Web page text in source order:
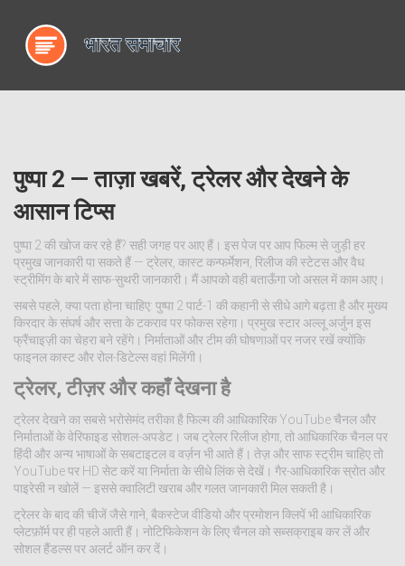
पुष्पा 2 — ताज़ा खबरें, ट्रेलर और देखने के
आसान टिप्स
पुष्पा 2 की खोज कर रहे हैं? सही जगह पर आए हैं। इस पेज पर आप फिल्म से जुड़ी हर
प्रमुख जानकारी पा सकते हैं — ट्रेलर, कास्ट कन्फर्मेशन, रिलीज की स्टेटस और वैध
स्ट्रीमिंग के बारे में साफ-सुथरी जानकारी। मैं आपको वही बताऊँगा जो असल में काम आए।
सबसे पहले, क्या पता होना चाहिए: पुष्पा 2 पार्ट-1 की कहानी से सीधे आगे बढ़ता है और मुख्य
किरदार के संघर्ष और सत्ता के टकराव पर फोकस रहेगा। प्रमुख स्टार अल्लू अर्जुन इस
फ्रैंचाइज़ी का चेहरा बने रहेंगे। निर्माताओं और टीम की घोषणाओं पर नजर रखें क्योंकि
फाइनल कास्ट और रोल-डिटेल्स वहां मिलेंगी।
ट्रेलर, टीज़र और कहाँ देखना है
ट्रेलर देखने का सबसे भरोसेमंद तरीका है फिल्म की आधिकारिक YouTube चैनल और
निर्माताओं के वेरिफाइड सोशल-अपडेट। जब ट्रेलर रिलीज होगा, तो आधिकारिक चैनल पर
हिंदी और अन्य भाषाओं के सबटाइटल व वर्ज़न भी आते हैं। तेज़ और साफ स्ट्रीम चाहिए तो
YouTube पर HD सेट करें या निर्माता के सीधे लिंक से देखें। गैर-आधिकारिक स्रोत और
पाइरेसी न खोलें — इससे क्वालिटी खराब और गलत जानकारी मिल सकती है।
ट्रेलर के बाद की चीजें जैसे गाने, बैकस्टेज वीडियो और प्रमोशन क्लिपें भी आधिकारिक
प्लेटफ़ॉर्म पर ही पहले आती हैं। नोटिफिकेशन के लिए चैनल को सब्सक्राइब कर लें और
सोशल हैंडल्स पर अलर्ट ऑन कर दें।